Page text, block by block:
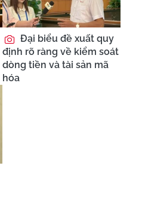
Đại biểu đề xuất quy
định rõ ràng về kiểm soát
dòng tiền và tài sản mã
hóa